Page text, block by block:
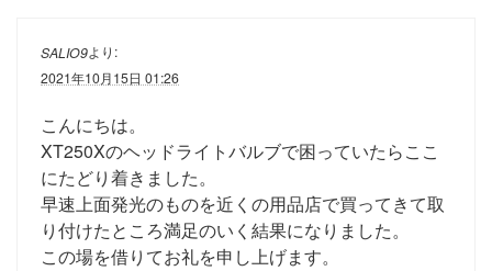
SALIO9より:
2021年10月15日 01:26
こんにちは。
XT250Xのヘッドライトバルブで困っていたらここ
にたどり着きました。
早速上面発光のものを近くの用品店で買ってきて取
り付けたところ満足のいく結果になりました。
この場を借りてお礼を申し上げます。